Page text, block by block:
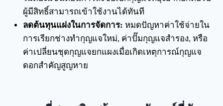
ผู้มีสิทธิ์สามารถเข้าใช้งานได้ทันที
ลดต้นทุนแฝงในการจัดการ: หมดปัญหาค่าใช้จ่ายใน
การเรียกช่างทำกุญแจใหม่, ค่าปั๊มกุญแจสำรอง, หรือ
ค่าเปลี่ยนชุดกุญแจยกแผงเมื่อเกิดเหตุการณ์กุญแจ
ดอกสำคัญสูญหาย